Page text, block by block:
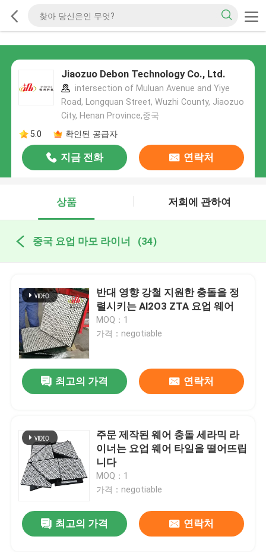
Jiaozuo Debon Technology Co., Ltd.
intersection of Muluan Avenue and Yiye
Road, Longquan Street, Wuzhi County, Jiaozuo
City, Henan Province,중국
5.0
확인된 공급자
지금 전화 연락처
상품 저희에 관하여
중국 요업 마모 라이너 (34)
반대 영향 강철 지원한 충돌을 정
렬시키는 Al2O3 ZTA 요업 웨어
MOQ：1
가격：negotiable
최고의 가격 연락처
주문 제작된 웨어 충돌 세라믹 라
이너는 요업 웨어 타일을 떨어뜨립
니다
MOQ：1
가격：negotiable
최고의 가격 연락처